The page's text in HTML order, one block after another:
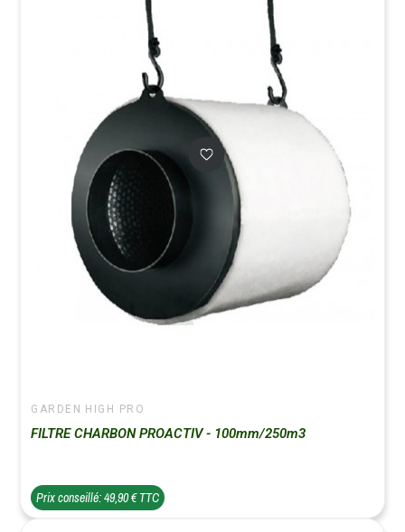
GARDEN HIGH PRO
FILTRE CHARBON PROACTIV - 100mm/250m3
Prix conseillé: 49,90 € TTC